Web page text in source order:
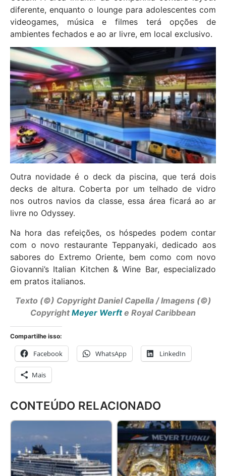
diferente, enquanto o lounge para adolescentes com
videogames, música e filmes terá opções de
ambientes fechados e ao ar livre, em local exclusivo.
Outra novidade é o deck da piscina, que terá dois
decks de altura. Coberta por um telhado de vidro
nos outros navios da classe, essa área ficará ao ar
livre no Odyssey.
Na hora das refeições, os hóspedes podem contar
com o novo restaurante Teppanyaki, dedicado aos
sabores do Extremo Oriente, bem como com novo
Giovanni’s Italian Kitchen & Wine Bar, especializado
em pratos italianos.
Texto (©) Copyright Daniel Capella / Imagens (©)
CopyrightMeyer Werfte Royal Caribbean
Compartilhe isso:
Facebook WhatsApp LinkedIn
Mais
CONTEÚDO RELACIONADO